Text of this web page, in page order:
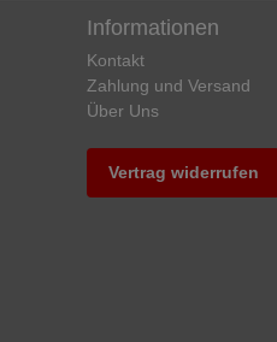
Informationen
Kontakt
Zahlung und Versand
Über Uns
Vertrag widerrufen